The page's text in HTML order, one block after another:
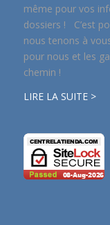
même pour vos
dossiers ! C’est
nous tenons à
pour nous et les
chemin !
LIRE LA SUITE >